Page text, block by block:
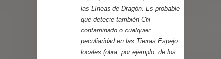
las Líneas de Dragón. Es probable
que detecte también Chi
contaminado o cualquier
peculiaridad en las Tierras Espejo
locales (obra, por ejemplo, de los